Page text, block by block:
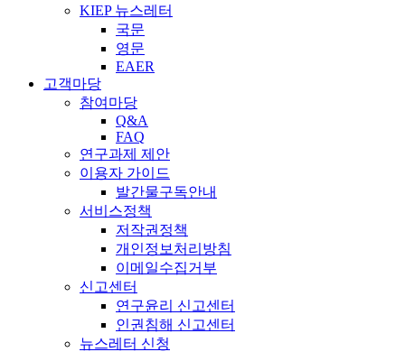
KIEP 뉴스레터
국문
영문
EAER
고객마당
참여마당
Q&A
FAQ
연구과제 제안
이용자 가이드
발간물구독안내
서비스정책
저작권정책
개인정보처리방침
이메일수집거부
신고센터
연구윤리 신고센터
인권침해 신고센터
뉴스레터 신청